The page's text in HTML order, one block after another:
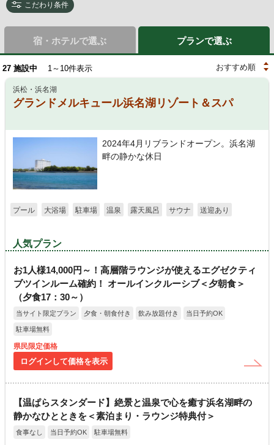
こだわり条件
宿・ホテルで選ぶ プランで選ぶ
27 施設中 1～10件表示
浜松・浜名湖
グランドメルキュール浜名湖リゾート＆スパ
2024年4月リブランドオープン。浜名湖
畔の静かな休日
プール 大浴場 駐車場 温泉 露天風呂 サウナ 送迎あり
人気プラン
お1人様14,000円～！高層階ラウンジが使えるエグゼクティ
ブツインルーム確約！ オールインクルーシブ＜夕朝食＞
（夕食17：30～）
当サイト限定プラン 夕食・朝食付き 飲み放題付き 当日予約OK
駐車場無料
県民限定価格
ログインして価格を表示
【温ぱらスタンダード】絶景と温泉で心を癒す浜名湖畔の
静かなひとときを＜素泊まり・ラウンジ特典付＞
食事なし 当日予約OK 駐車場無料